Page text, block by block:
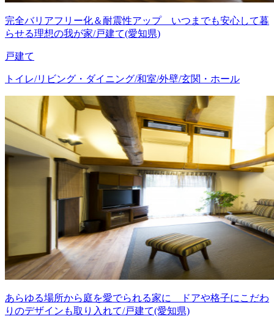
完全バリアフリー化＆耐震性アップ いつまでも安心して暮
らせる理想の我が家/戸建て(愛知県)
戸建て
トイレ/リビング・ダイニング/和室/外壁/玄関・ホール
あらゆる場所から庭を愛でられる家に ドアや格子にこだわ
りのデザインも取り入れて/戸建て(愛知県)